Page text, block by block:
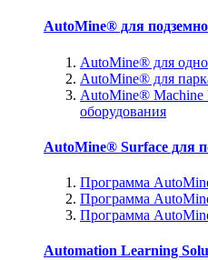
AutoMine® для
AutoMine® для
AutoMine® для
AutoMine® Machine
оборудования
AutoMine® Surface для
Программа
Программа
Программа
Automation Learning